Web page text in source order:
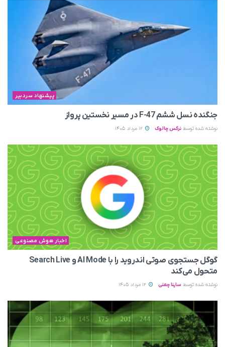
پیشنهاد سردبیر
جنگنده نسل ششم F-47 در مسیر نخستین پرواز
نوشته شده توسط نرگس چالوک
اخبار هوش مصنوعی
گوگل جستجوی صوتی اندروید را با AI Mode و Search Live
متحول می‌کند
نوشته شده توسط ساینا چمنی